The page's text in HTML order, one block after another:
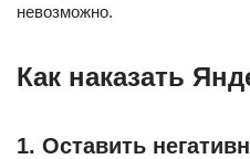
невозможно.
Как наказать
1. Оставить